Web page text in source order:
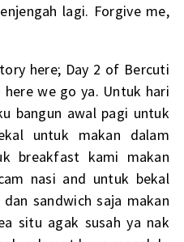
lagi. Forgive me,
here; Day 2 of Bercuti
we go ya. Untuk hari
bangun awal pagi untuk
untuk makan dalam
breakfast kami makan
nasi and untuk bekal
sandwich saja makan
situ agak susah ya nak